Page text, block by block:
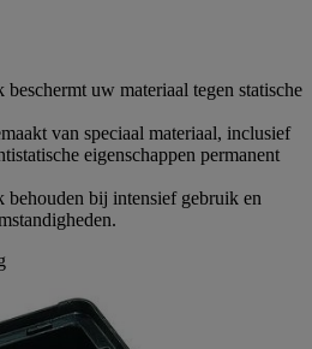
uw materiaal tegen statische
van speciaal materiaal, inclusief
eigenschappen permanent
bij intensief gebruik en